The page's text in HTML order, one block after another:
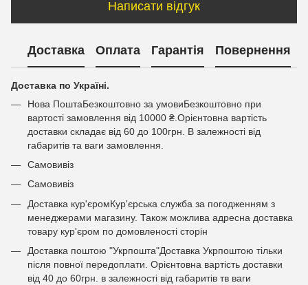
Написати відгук
Доставка Оплата Гарантія Повернення
Доставка по Україні.
Нова ПоштаБезкоштовно за умовиБезкоштовно при
вартості замовлення від 10000 ₴.Орієнтовна вартість
доставки складає від 60 до 100грн. В залежності від
габаритів та ваги замовлення.
Самовивіз
Самовивіз
Доставка кур'єромКур'єрська служба за погодженням з
менеджерами магазину. Також можлива адресна доставка
товару кур'єром по домовленості сторін
Доставка поштою "Укрпошта"Доставка Укрпоштою тільки
після повної передоплати. Орієнтовна вартість доставки
від 40 до 60грн. в залежності від габаритів тв ваги